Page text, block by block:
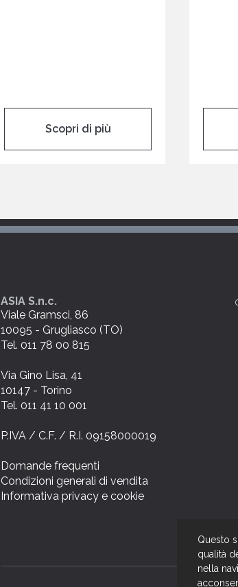
Scopri di più
ASIA S.n.c.
Viale Gramsci, 86
10095 - Grugliasco (TO)
Tel. 011 78 00 815
Via Gino Lisa, 41
10147 - Torino
Tel. 011 41 10 001
P.IVA / C.F. / R.I. 09158000019
Domande frequenti
Condizioni generali di vendita
Informativa privacy e cookie
Questo
qualità
nella